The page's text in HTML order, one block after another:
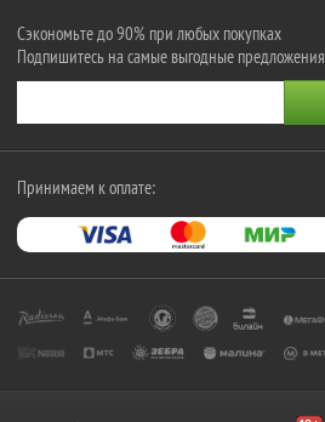
Сэкономьте до 90% при любых покупках
Подпишитесь на самые выгодные предложения
Принимаем к оплате: